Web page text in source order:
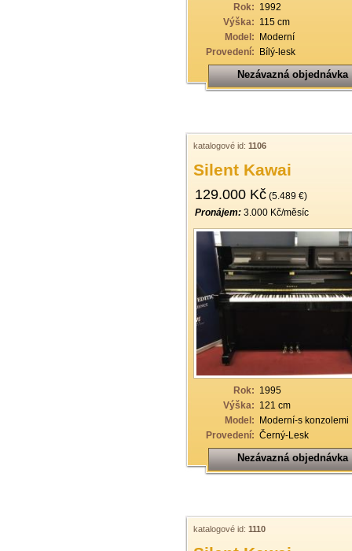
Rok: 1992
Výška: 115 cm
Model: Moderní
Provedení: Bílý-lesk
Nezávazná objednávka
katalogové id: 1106
Silent Kawai
129.000 Kč(5.489 €)
Pronájem:3.000 Kč/měsíc
Rok: 1995
Výška: 121 cm
Model: Moderní-s konzolemi
Provedení: Černý-Lesk
Nezávazná objednávka
katalogové id: 1110